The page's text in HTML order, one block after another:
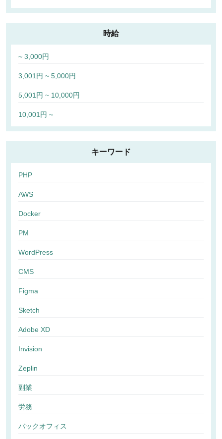
時給
~ 3,000円
3,001円 ~ 5,000円
5,001円 ~ 10,000円
10,001円 ~
キーワード
PHP
AWS
Docker
PM
WordPress
CMS
Figma
Sketch
Adobe XD
Invision
Zeplin
副業
労務
バックオフィス